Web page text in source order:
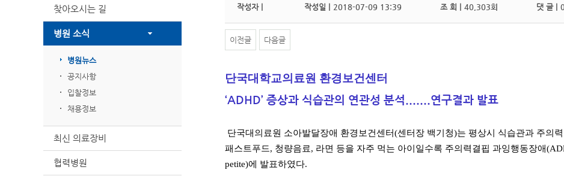
찾아오시는 길
병원 소식
병원뉴스
공지사항
입찰정보
채용정보
최신 의료장비
협력병원
작성자 | 작성일 | 2018-07-09 13:39 조 회 | 40,303회 댓 글 |
이전글 다음글
단국대학교의료원 환경보건센터
‘ADHD’ 증상과 식습관의 연관성 분석.......연구결과 발표
단국대의료원 소아발달장애 환경보건센터(센터장 백기청)는 평상시 식습관과 주의
패스트푸드, 청량음료, 라면 등을 자주 먹는 아이일수록 주의력결핍 과잉행동장애
petite)에 발표하였다.